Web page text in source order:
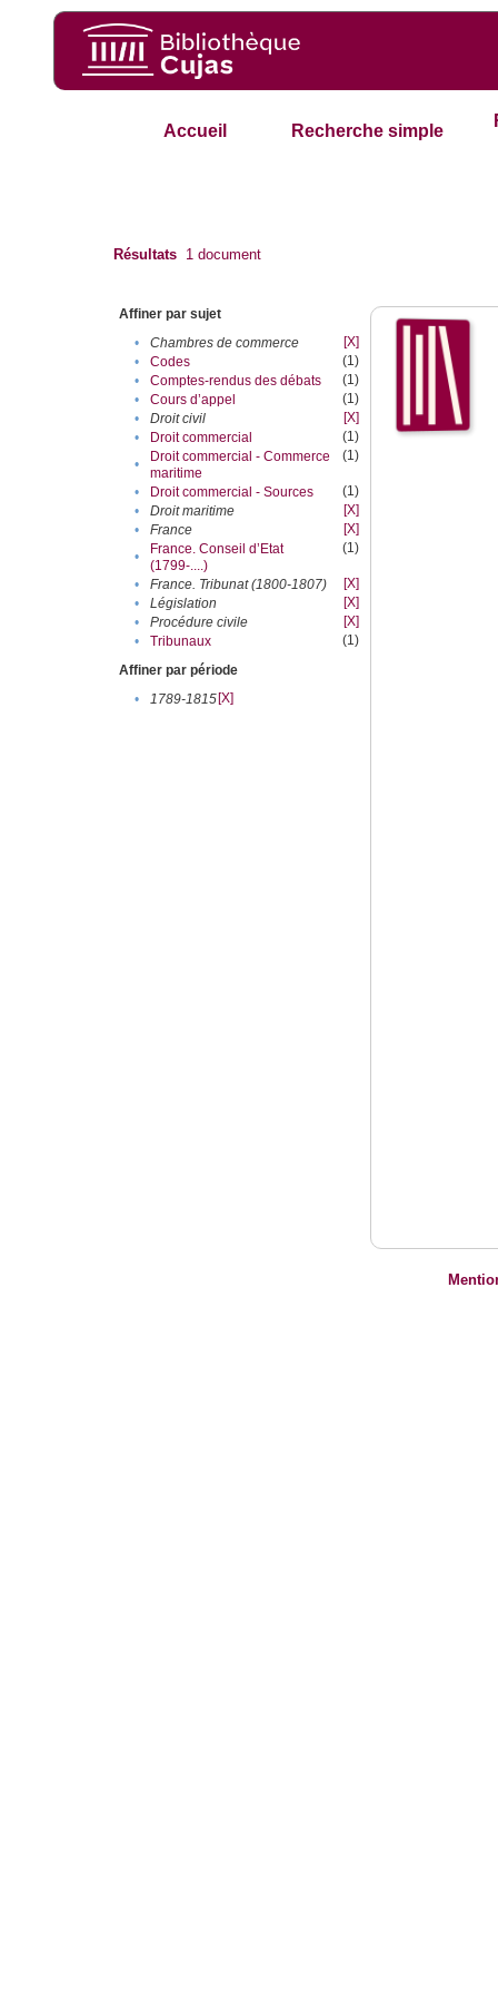
Accueil Recherche simple
Résultats 1 document
Affiner par sujet
•
Chambres de commerce
[X]
•
Codes
(1)
•
Comptes-rendus des débats
(1)
•
Cours d’appel
(1)
•
Droit civil
[X]
•
Droit commercial
(1)
•
Droit commercial - Commerce
maritime
(1)
• Droit commercial - Sources
(1)
•
Droit maritime
[X]
•
France
[X]
•
France. Conseil d’Etat
(1799-....)
(1)
• France. Tribunat (1800-1807)
[X]
•
Législation
[X]
•
Procédure civile
[X]
•
Tribunaux
(1)
Affiner par période
•
1789-1815[X]